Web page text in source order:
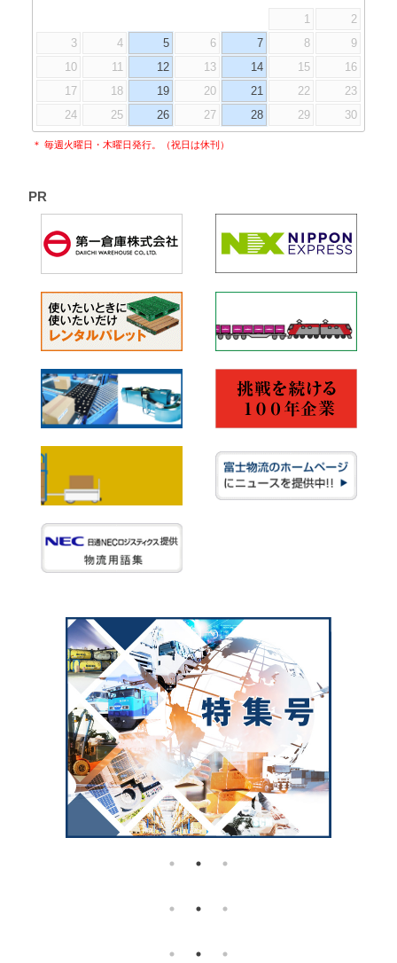
1
2
3
4 5 6 7 8
9
10
11 12 13 14 15
16
17
18 19 20 21 22
23
24
25 26 27 28 29 30
＊ 毎週火曜日・木曜日発行。（祝日は休刊）